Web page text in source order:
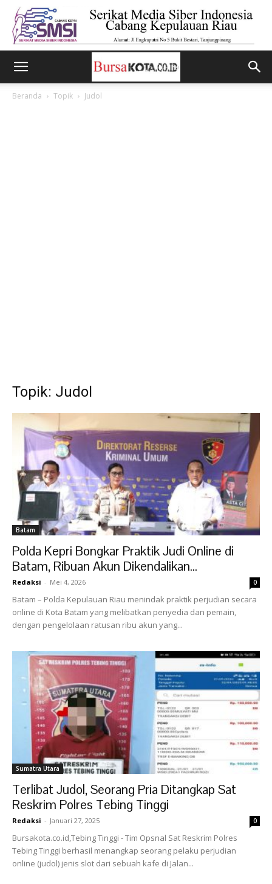
Beranda Topik Judol
Topik: Judol
Batam
Polda Kepri Bongkar Praktik Judi Online di
Batam, Ribuan Akun Dikendalikan...
Redaksi - Mei 4, 2026 0
Batam – Polda Kepulauan Riau menindak praktik perjudian secara
online di Kota Batam yang melibatkan penyedia dan pemain,
dengan pengelolaan ratusan ribu akun yang...
Sumatra Utara
Terlibat Judol, Seorang Pria Ditangkap Sat
Reskrim Polres Tebing Tinggi
Redaksi - Januari 27, 2025 0
Bursakota.co.id,Tebing Tinggi - Tim Opsnal Sat Reskrim Polres
Tebing Tinggi berhasil menangkap seorang pelaku perjudian
online (judol) jenis slot dari sebuah kafe di Jalan...